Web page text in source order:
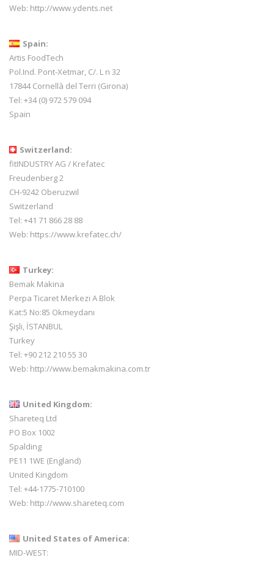
Web: http://www.ydents.net
Spain:
Artis FoodTech
Pol.Ind. Pont-Xetmar, C/. L n 32
17844 Cornellà del Terri (Girona)
Tel: +34 (0) 972 579 094
Spain
Switzerland:
fitINDUSTRY AG / Krefatec
Freudenberg 2
CH-9242 Oberuzwil
Switzerland
Tel: +41 71 866 28 88
Web: https://www.krefatec.ch/
Turkey:
Bemak Makina
Perpa Ticaret Merkezi A Blok
Kat:5 No:85 Okmeydanı
Şişli, İSTANBUL
Turkey
Tel: +90 212 210 55 30
Web: http://www.bemakmakina.com.tr
United Kingdom:
Shareteq Ltd
PO Box 1002
Spalding
PE11 1WE (England)
United Kingdom
Tel: +44-1775-710100
Web: http://www.shareteq.com
United States of America:
MID-WEST: